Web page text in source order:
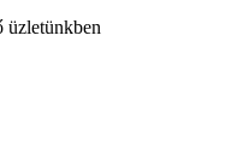
üzletünkben